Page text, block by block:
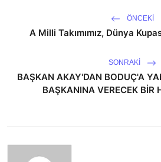
ÖNCEKI
A Milli Takımımız, Dünya
SONRAKI
BAŞKAN AKAY'DAN BODUÇ'A
BAŞKANINA VERECEK BİR